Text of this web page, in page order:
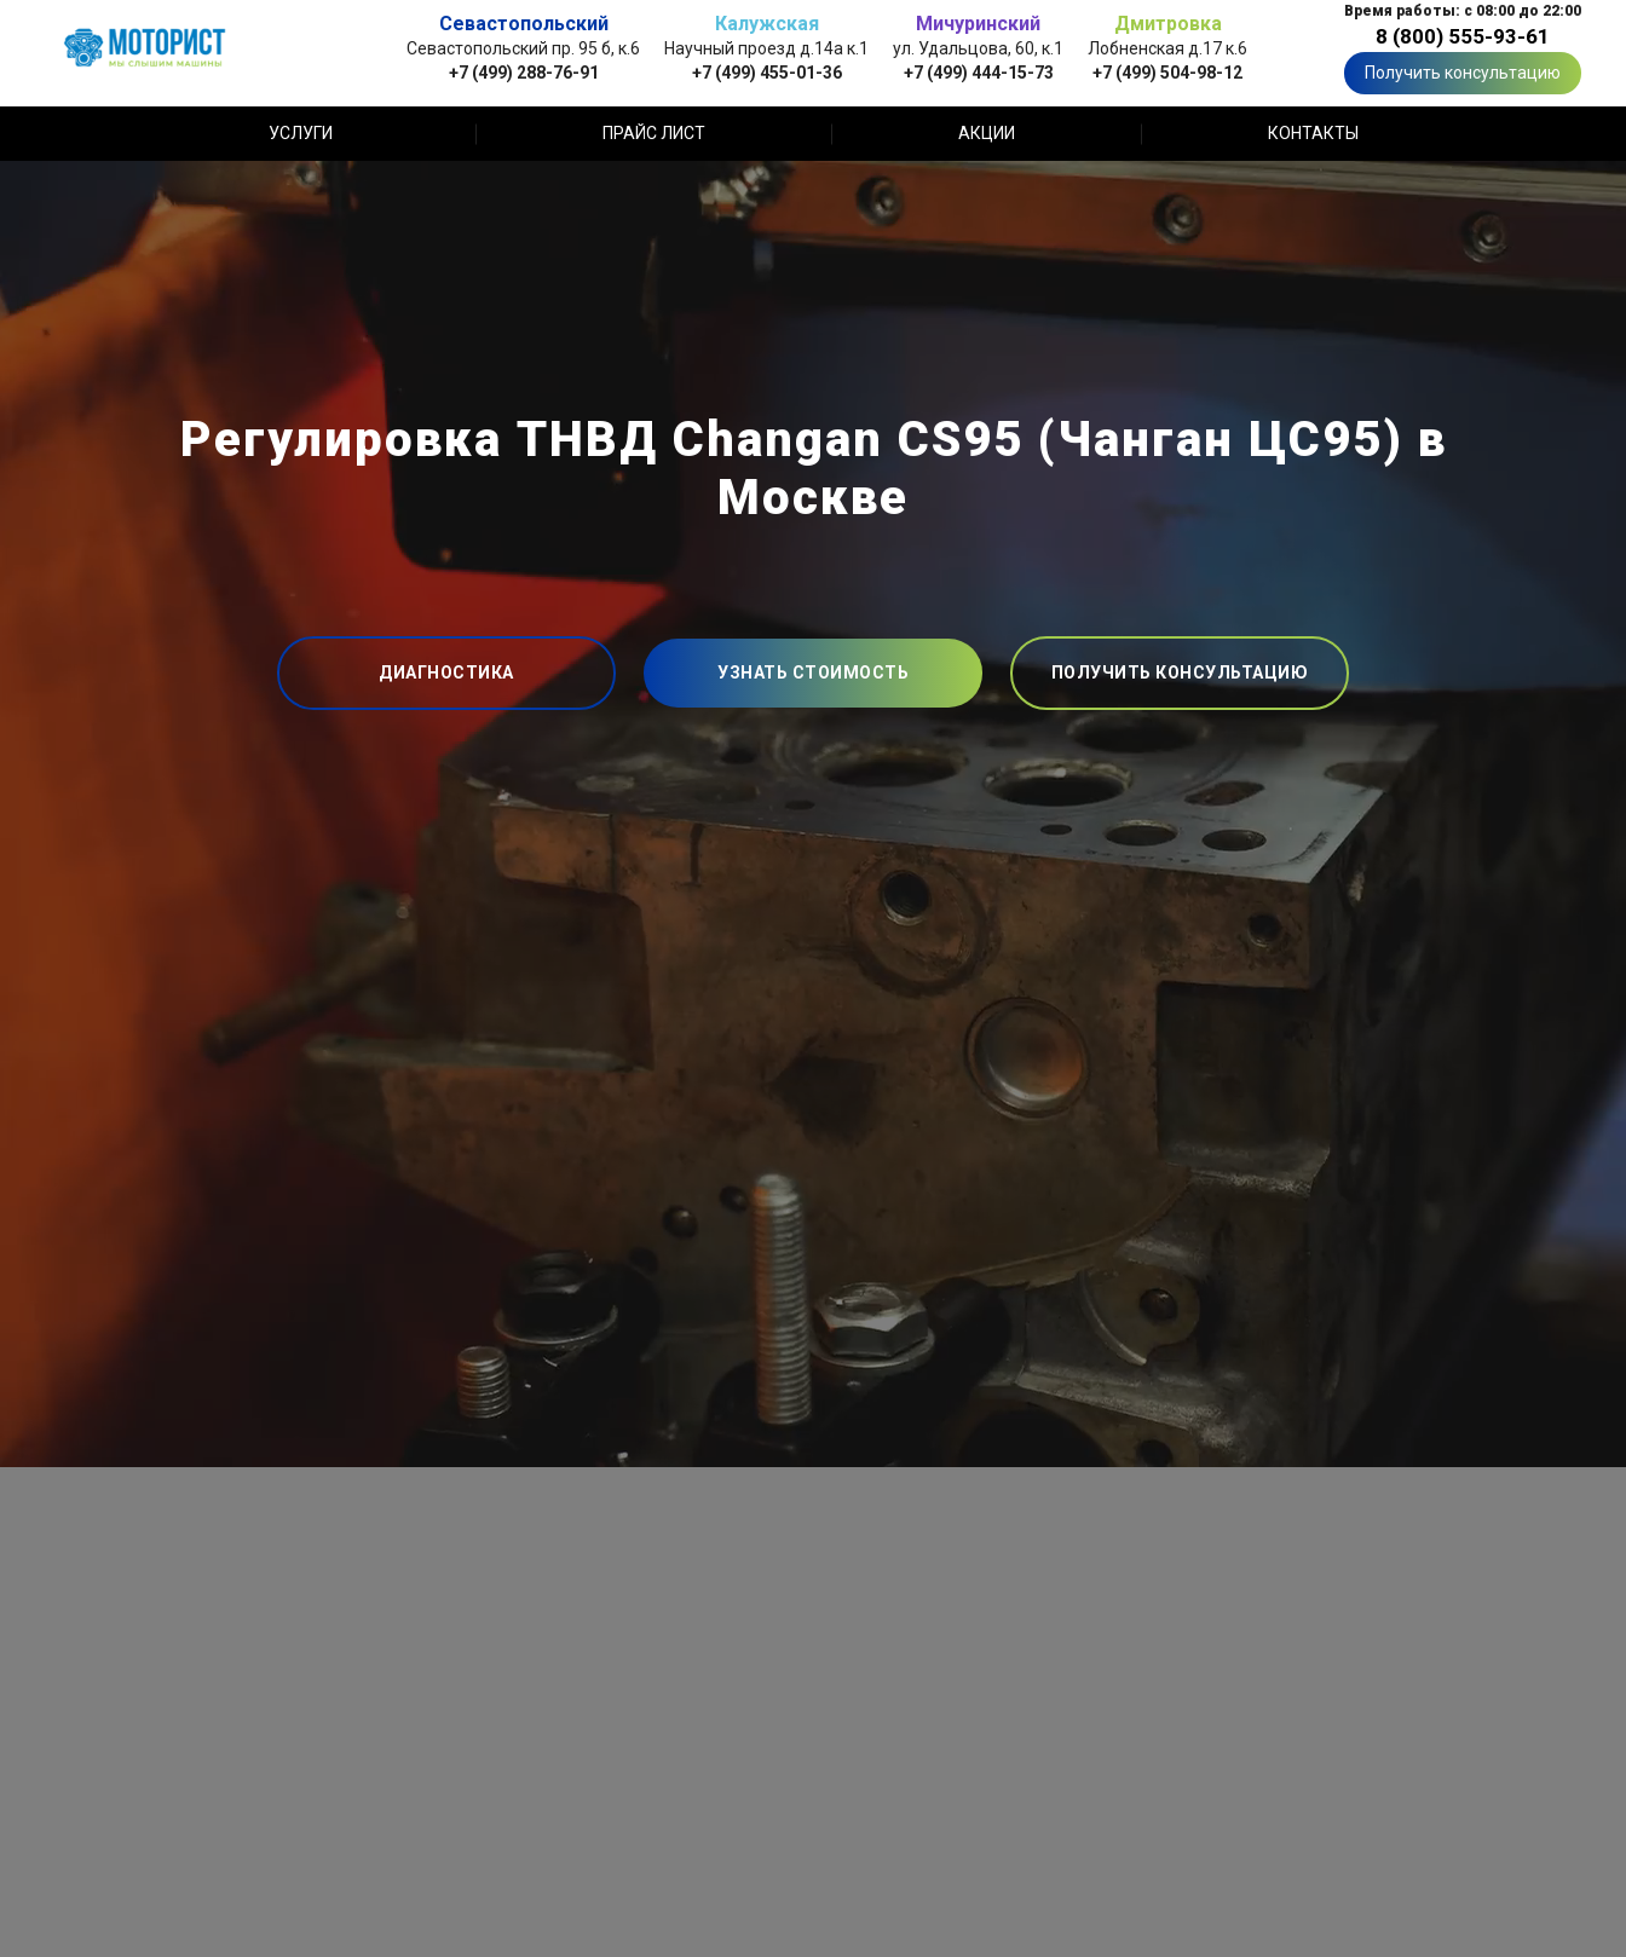
Севастопольский
Севастопольский пр. 95 б, к.6
+7 (499) 288-76-91
Калужская
Научный проезд д.14а к.1
+7 (499) 455-01-36
Мичуринский
ул. Удальцова, 60, к.1
+7 (499) 444-15-73
Дмитровка
Лобненская д.17 к.6
+7 (499) 504-98-12
Время работы: с 08:00 до 22:00
8 (800) 555-93-61
Получить консультацию
УСЛУГИ ПРАЙС ЛИСТ АКЦИИ КОНТАКТЫ
Регулировка ТНВД Changan CS95 (Чанган ЦС95) в
Москве
ДИАГНОСТИКА УЗНАТЬ СТОИМОСТЬ ПОЛУЧИТЬ КОНСУЛЬТАЦИЮ